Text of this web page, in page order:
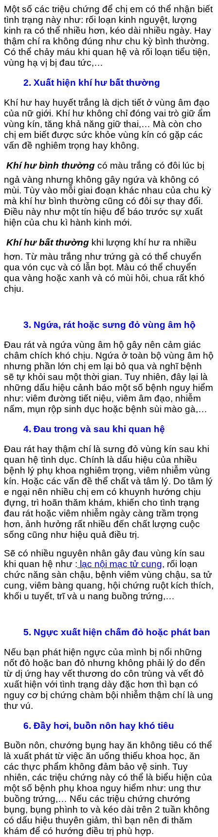
Một số các triệu chứng để chị em có thể nhận biết
tình trạng này như: rối loạn kinh nguyệt, lượng
kinh ra có thể nhiều hơn, kéo dài nhiều ngày. Hay
thậm chí ra không đúng như chu kỳ bình thường.
Có thể chảy máu khi quan hệ và rối loạn tiểu tiện,
vùng hạ vị bị đau tức,…
2. Xuất hiện khí hư bất thường
Khí hư hay huyết trắng là dịch tiết ở vùng âm đạo
của nữ giới. Khí hư không chỉ đóng vai trò giữ ẩm
vùng kín, tăng khả năng giữ thai,… Mà còn cho
chị em biết được sức khỏe vùng kín có gặp các
vấn đề nghiêm trọng hay không.
Khí hư bình thường có màu trắng có đôi lúc bị
ngả vàng nhưng không gây ngứa và không có
mùi. Tùy vào mỗi giai đoạn khác nhau của chu kỳ
mà khí hư bình thường cũng có đôi sự thay đổi.
Điều này như một tín hiệu để báo trước sự xuất
hiện của chu kì hành kinh mới.
Khí hư bất thường khi lượng khí hư ra nhiều
hơn. Từ màu trắng như trứng gà có thể chuyển
qua vón cục và có lẫn bọt. Màu có thể chuyển
qua vàng hoặc xanh và có mùi hôi, chua rất khó
chịu.
3. Ngứa, rát hoặc sưng đỏ vùng âm hộ
Đau rát và ngứa vùng âm hộ gây nên cảm giác
châm chích khó chịu. Ngứa ở toàn bộ vùng âm hộ
nhưng phần lớn chị em lại bỏ qua và nghĩ bệnh
sẽ tự khỏi sau một thời gian. Tuy nhiên, đây lại là
những dấu hiệu cảnh báo một số bệnh nguy hiểm
như: viêm đường tiết niệu, viêm âm đạo, nhiễm
nấm, mụn rộp sinh dục hoặc bệnh sùi mào gà,…
4. Đau trong và sau khi quan hệ
Đau rát hay thậm chí là sưng đỏ vùng kín sau khi
quan hệ tình dục. Chính là dấu hiệu của nhiều
bệnh lý phụ khoa nghiêm trọng, viêm nhiễm vùng
kín. Hoặc các vấn đề thể chất và tâm lý. Do tâm lý
e ngại nên nhiều chị em có khuynh hướng chịu
đựng, trì hoãn thăm khám, khiến cho tình trạng
đau rát hoặc viêm nhiễm ngày càng trầm trọng
hơn, ảnh hưởng rất nhiều đến chất lượng cuộc
sống cũng như hiệu quả điều trị.
Sẽ có nhiều nguyên nhân gây đau vùng kín sau
khi quan hệ như : lạc nội mạc tử cung, rối loạn
chức năng sàn chậu, bệnh viêm vùng chậu, sa tử
cung, viêm bàng quang, hội chứng ruột kích thích,
khối u tuyết, trĩ và u nang buồng trứng,…
5. Ngực xuất hiện chấm đỏ hoặc phát ban
Nếu bạn phát hiện ngực của mình bị nổi những
nốt đỏ hoặc ban đỏ nhưng không phải lý do đến
từ dị ứng hay vết thương do côn trùng và vết đỏ
xuất hiện với tình trạng dày đặc hơn thì bạn có
nguy cơ bị chứng chàm bội nhiễm thậm chí là ung
thư vú.
6. Đầy hơi, buồn nôn hay khó tiêu
Buồn nôn, chướng bụng hay ăn không tiêu có thể
là xuất phát từ việc ăn uống thiếu khoa học, ăn
các thực phẩm không đảm bảo vệ sinh. Tuy
nhiên, các triệu chứng này có thể là biểu hiện của
một số bệnh phụ khoa nguy hiểm như: ung thư
buồng trứng,… Nếu các triệu chứng chướng
bụng, bụng phình to và kéo dài trên 2 tuần không
có dấu hiệu thuyên giảm, thì bạn nên đi thăm
khám để có hướng điều trị phù hợp.